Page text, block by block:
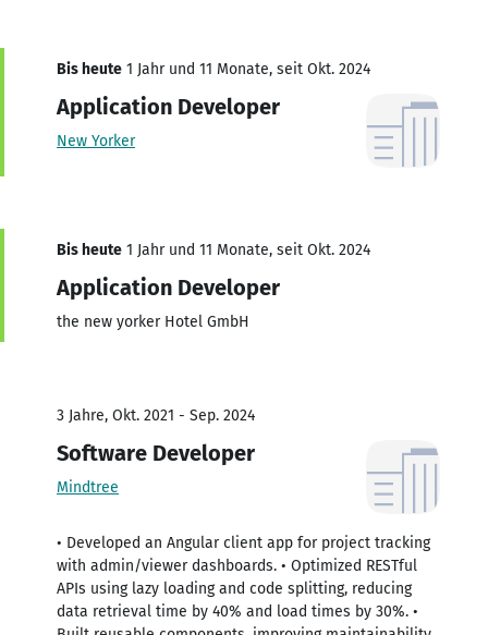
Bis heute 1 Jahr und 11 Monate, seit Okt. 2024
Application Developer
New Yorker
Bis heute 1 Jahr und 11 Monate, seit Okt. 2024
Application Developer
the new yorker Hotel GmbH
3 Jahre, Okt. 2021 - Sep. 2024
Software Developer
Mindtree
• Developed an Angular client app for project tracking
with admin/viewer dashboards. • Optimized RESTful
APIs using lazy loading and code splitting, reducing
data retrieval time by 40% and load times by 30%. •